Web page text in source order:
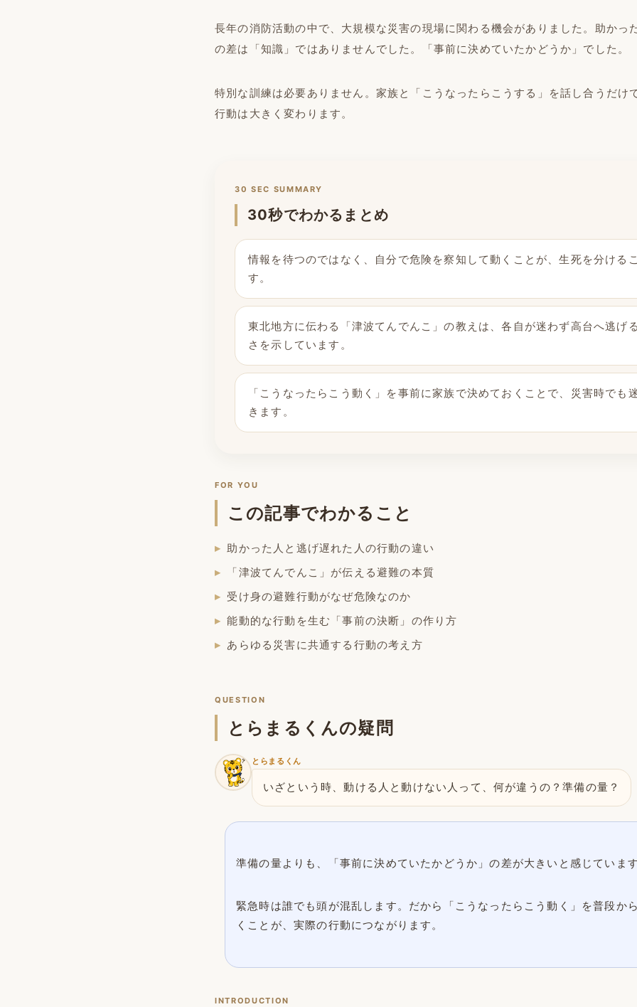
長年の消防活動の中で、大規模な災害の現場に関わる機会がありました。助かっ
の差は「知識」ではありませんでした。「事前に決めていたかどうか」でした。
特別な訓練は必要ありません。家族と「こうなったらこうする」を話し合うだけ
行動は大きく変わります。
30 SEC SUMMARY
30秒でわかるまとめ
情報を待つのではなく、自分で危険を察知して動くことが、生死を分ける
す。
東北地方に伝わる「津波てんでんこ」の教えは、各自が迷わず高台へ逃げ
さを示しています。
「こうなったらこう動く」を事前に家族で決めておくことで、災害時でも
きます。
FOR YOU
この記事でわかること
助かった人と逃げ遅れた人の行動の違い
「津波てんでんこ」が伝える避難の本質
受け身の避難行動がなぜ危険なのか
能動的な行動を生む「事前の決断」の作り方
あらゆる災害に共通する行動の考え方
QUESTION
とらまるくんの疑問
とらまるくん
いざという時、動ける人と動けない人って、何が違うの？準備の量？
準備の量よりも、「事前に決めていたかどうか」の差が大きいと感じています
緊急時は誰でも頭が混乱します。だから「こうなったらこう動く」を普段か
くことが、実際の行動につながります。
INTRODUCTION